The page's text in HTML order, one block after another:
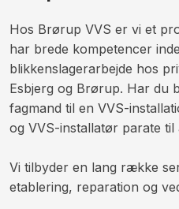
Hos Brørup VVS er vi et
har brede kompetencer
blikkenslagerarbejde hos
Esbjerg og Brørup. Har du
fagmand til en VVS-
og VVS-installatør parate
Vi tilbyder en lang række
etablering, reparation og